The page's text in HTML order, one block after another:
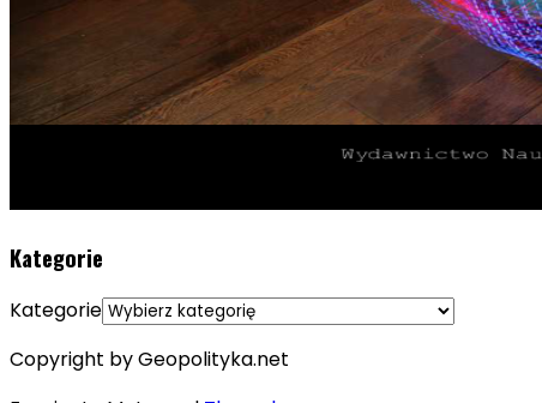
Kategorie
Kategorie
Copyright by Geopolityka.net